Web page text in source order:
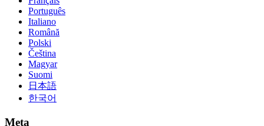
Português
Italiano
Română
Polski
Čeština
Magyar
Suomi
日本語
한국어
Meta